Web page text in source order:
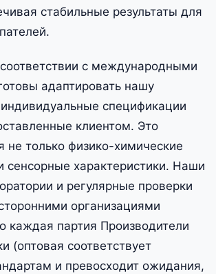
стабильные результаты для
с международными
адаптировать нашу
спецификации
клиентом. Это
не только физико-химические
сенсорные характеристики. Наши
и регулярные проверки
организациями
каждая партия Производители
(оптовая соответствует
и превосходит ожидания,